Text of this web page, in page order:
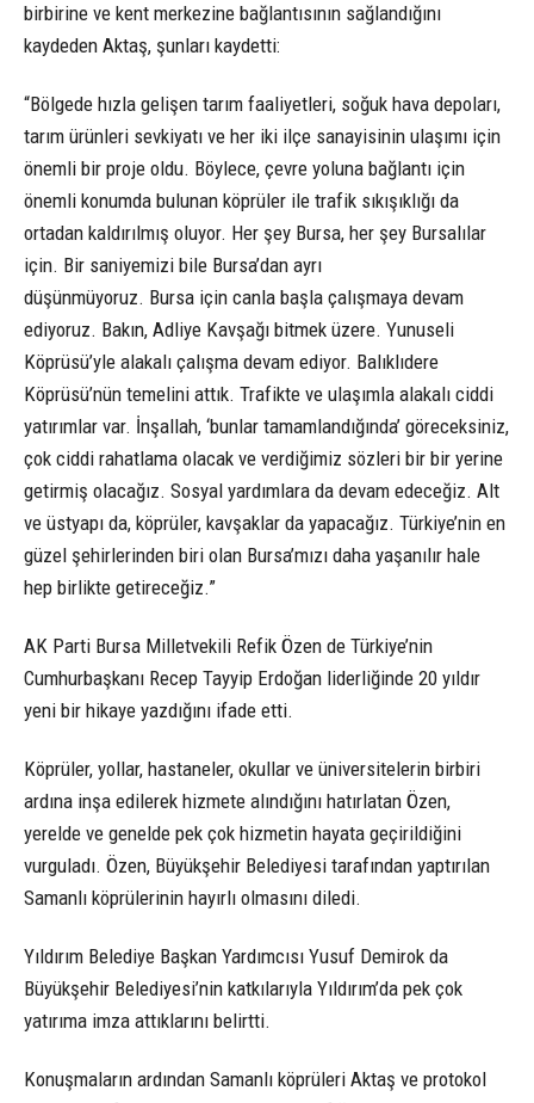
birbirine ve kent merkezine bağlantısının sağlandığını
kaydeden Aktaş, şunları kaydetti:
“Bölgede hızla gelişen tarım faaliyetleri, soğuk hava depoları,
tarım ürünleri sevkiyatı ve her iki ilçe sanayisinin ulaşımı için
önemli bir proje oldu. Böylece, çevre yoluna bağlantı için
önemli konumda bulunan köprüler ile trafik sıkışıklığı da
ortadan kaldırılmış oluyor. Her şey Bursa, her şey Bursalılar
için. Bir saniyemizi bile Bursa’dan ayrı
düşünmüyoruz. Bursa için canla başla çalışmaya devam
ediyoruz. Bakın, Adliye Kavşağı bitmek üzere. Yunuseli
Köprüsü’yle alakalı çalışma devam ediyor. Balıklıdere
Köprüsü’nün temelini attık. Trafikte ve ulaşımla alakalı ciddi
yatırımlar var. İnşallah, ‘bunlar tamamlandığında’ göreceksiniz,
çok ciddi rahatlama olacak ve verdiğimiz sözleri bir bir yerine
getirmiş olacağız. Sosyal yardımlara da devam edeceğiz. Alt
ve üstyapı da, köprüler, kavşaklar da yapacağız. Türkiye’nin en
güzel şehirlerinden biri olan Bursa’mızı daha yaşanılır hale
hep birlikte getireceğiz.”
AK Parti Bursa Milletvekili Refik Özen de Türkiye’nin
Cumhurbaşkanı Recep Tayyip Erdoğan liderliğinde 20 yıldır
yeni bir hikaye yazdığını ifade etti.
Köprüler, yollar, hastaneler, okullar ve üniversitelerin birbiri
ardına inşa edilerek hizmete alındığını hatırlatan Özen,
yerelde ve genelde pek çok hizmetin hayata geçirildiğini
vurguladı. Özen, Büyükşehir Belediyesi tarafından yaptırılan
Samanlı köprülerinin hayırlı olmasını diledi.
Yıldırım Belediye Başkan Yardımcısı Yusuf Demirok da
Büyükşehir Belediyesi’nin katkılarıyla Yıldırım’da pek çok
yatırıma imza attıklarını belirtti.
Konuşmaların ardından Samanlı köprüleri Aktaş ve protokol